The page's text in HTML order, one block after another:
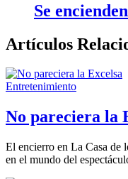
Se
Artículos
Entretenimiento
No pareciera la
El encierro en La Casa de
en el mundo del